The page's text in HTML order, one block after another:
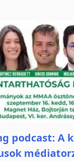
podcast: A